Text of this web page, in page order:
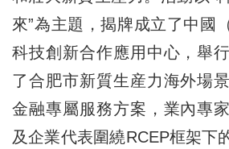
來”為主題，揭牌成立了中
科技創新合作應用中心，舉
了合肥市新質生産力海外場
金融專屬服務方案，業內專
及企業代表圍繞RCEP框架下